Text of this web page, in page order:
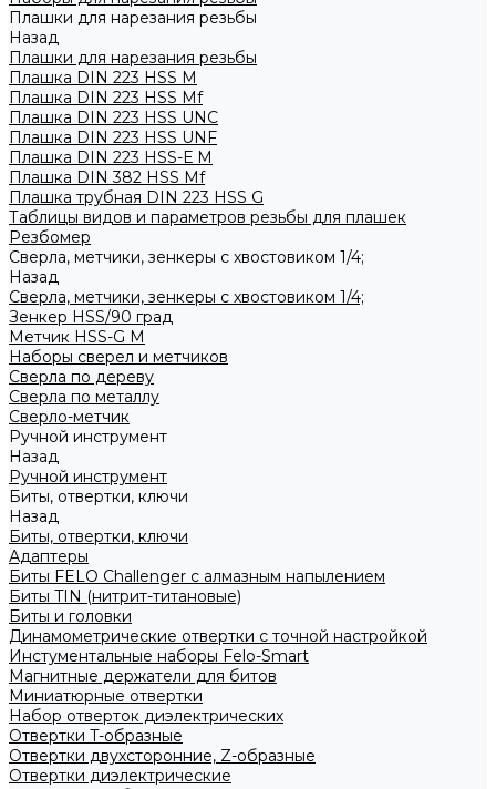
Плашки для нарезания резьбы
Назад
Плашки для нарезания резьбы
Плашка DIN 223 HSS M
Плашка DIN 223 HSS Mf
Плашка DIN 223 HSS UNC
Плашка DIN 223 HSS UNF
Плашка DIN 223 HSS-Е M
Плашка DIN 382 HSS Mf
Плашка трубная DIN 223 HSS G
Таблицы видов и параметров резьбы для плашек
Резбомер
Сверла, метчики, зенкеры с хвостовиком 1/4;
Назад
Сверла, метчики, зенкеры с хвостовиком 1/4;
Зенкер HSS/90 град
Метчик HSS-G М
Наборы сверел и метчиков
Сверла по дереву
Сверла по металлу
Сверло-метчик
Ручной инструмент
Назад
Ручной инструмент
Биты, отвертки, ключи
Назад
Биты, отвертки, ключи
Адаптеры
Биты FELO Challenger с алмазным напылением
Биты TIN (нитрит-титановые)
Биты и головки
Динамометрические отвертки с точной настройкой
Инстументальные наборы Felo-Smart
Магнитные держатели для битов
Миниатюрные отвертки
Набор отверток диэлектрических
Отвертки T-образные
Отвертки двухсторонние, Z-образные
Отвертки диэлектрические